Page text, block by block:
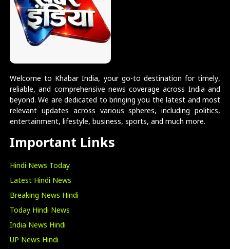
Welcome to Khabar India, your go-to destination for timely,
reliable, and comprehensive news coverage across India and
beyond. We are dedicated to bringing you the latest and most
relevant updates across various spheres, including politics,
entertainment, lifestyle, business, sports, and much more.
Important Links
Hindi News Today
Latest Hindi News
Breaking News Hindi
Today Hindi News
India News Hindi
UP News Hindi